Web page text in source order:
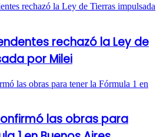
rechazó la Ley de
por Milei
las obras para